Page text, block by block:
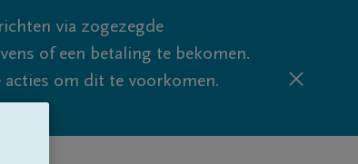
via zogezegde
of een betaling te bekomen.
om dit te voorkomen.